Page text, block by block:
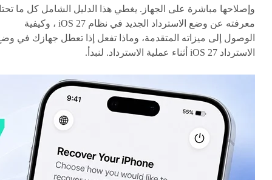
وإصلاحها مباشرة على الجهاز. يغطي هذا الدليل الشامل كل ما
معرفته عن وضع الاسترداد الجديد في نظام iOS 27 ، وكيفية
الوصول إلى ميزاته المتقدمة، وماذا تفعل إذا تعطل جهازك في
الاسترداد iOS 27 أثناء عملية الاسترداد. لنبدأ.